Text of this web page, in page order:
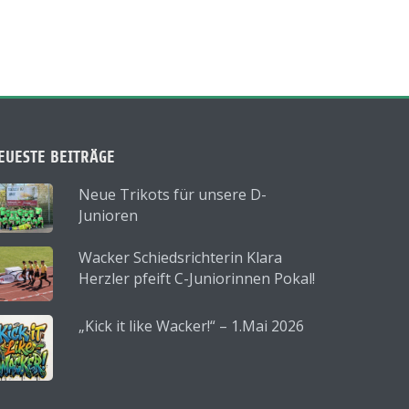
BEITRÄGE
Neue Trikots für unsere D-
Junioren
Wacker Schiedsrichterin Klara
Herzler pfeift C-Juniorinnen Pokal!
„Kick it like Wacker!“ – 1.Mai 2026